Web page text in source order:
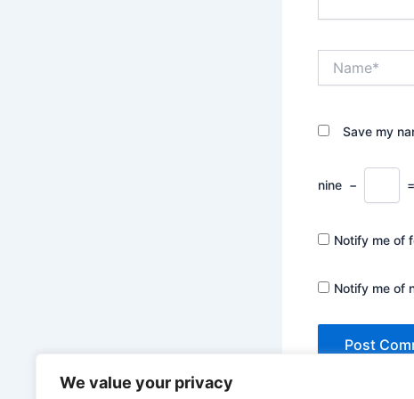
We value your privacy
Save my
nine − =
Notify me of
Notify me of